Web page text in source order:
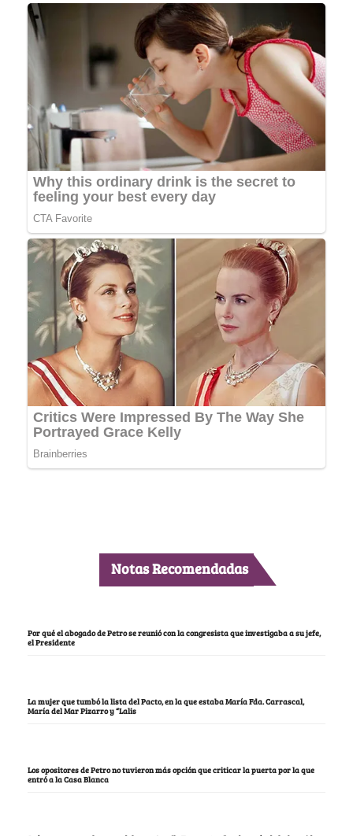
Notas Recomendadas
Por qué el abogado de Petro se reunió con la congresista que investigaba a su jefe,
el Presidente
La mujer que tumbó la lista del Pacto, en la que estaba María Fda. Carrascal,
María del Mar Pizarro y “Lalis
Los opositores de Petro no tuvieron más opción que criticar la puerta por la que
entró a la Casa Blanca